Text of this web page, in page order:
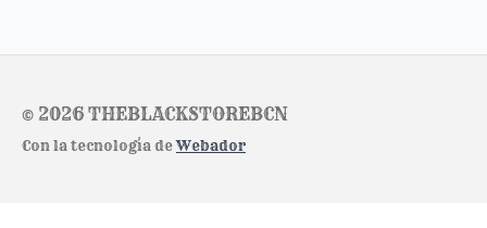
© 2026 THEBLACKSTOREBCN
Con la tecnología deWebador